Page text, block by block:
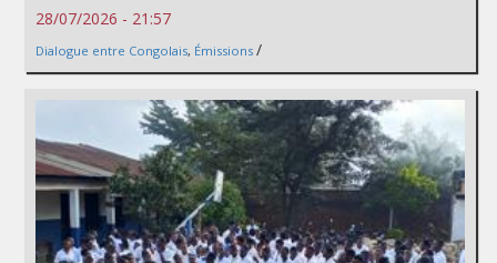
28/07/2026 - 21:57
Dialogue entre Congolais, Émissions /